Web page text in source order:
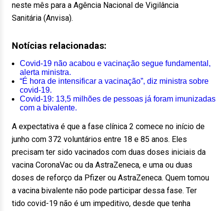
neste mês para a Agência Nacional de Vigilância
Sanitária (Anvisa).
Notícias relacionadas:
Covid-19 não acabou e vacinação segue fundamental,
alerta ministra.
“É hora de intensificar a vacinação”, diz ministra sobre
covid-19.
Covid-19: 13,5 milhões de pessoas já foram imunizadas
com a bivalente.
A expectativa é que a fase clínica 2 comece no início de
junho com 372 voluntários entre 18 e 85 anos. Eles
precisam ter sido vacinados com duas doses iniciais da
vacina CoronaVac ou da AstraZeneca, e uma ou duas
doses de reforço da Pfizer ou AstraZeneca. Quem tomou
a vacina bivalente não pode participar dessa fase. Ter
tido covid-19 não é um impeditivo, desde que tenha